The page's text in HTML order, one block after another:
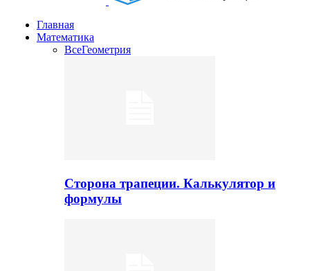
Главная
Математика
ВсеГеометрия
Сторона трапеции. Калькулятор и
формулы